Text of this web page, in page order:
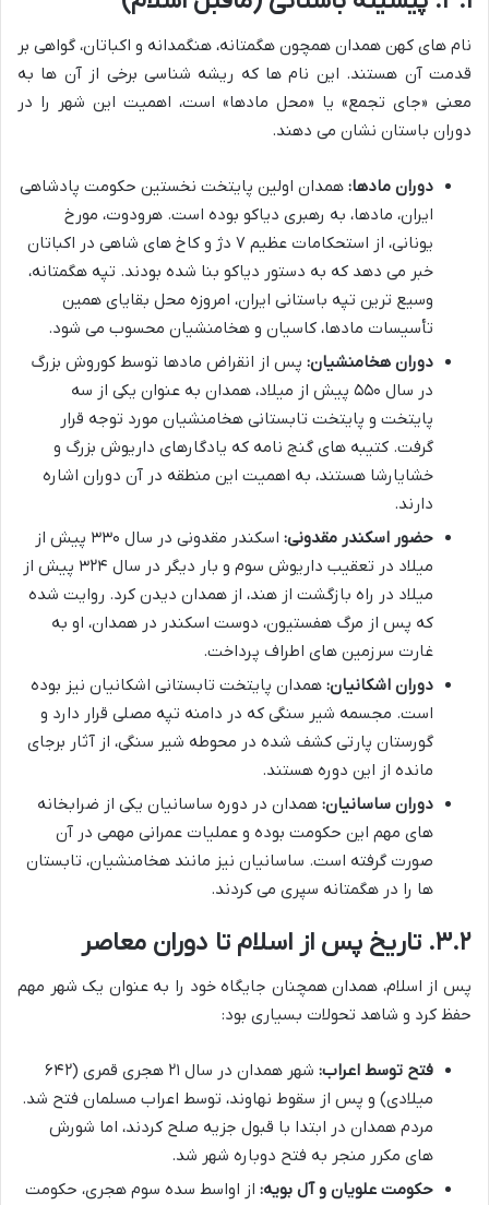
نام های کهن همدان همچون هگمتانه، هنگمدانه و اکباتان، گواهی بر
قدمت آن هستند. این نام ها که ریشه شناسی برخی از آن ها به
معنی «جای تجمع» یا «محل مادها» است، اهمیت این شهر را در
دوران باستان نشان می دهند.
دوران مادها: همدان اولین پایتخت نخستین حکومت پادشاهی
ایران، مادها، به رهبری دیاکو بوده است. هرودوت، مورخ
یونانی، از استحکامات عظیم ۷ دژ و کاخ های شاهی در اکباتان
خبر می دهد که به دستور دیاکو بنا شده بودند. تپه هگمتانه،
وسیع ترین تپه باستانی ایران، امروزه محل بقایای همین
تأسیسات مادها، کاسیان و هخامنشیان محسوب می شود.
دوران هخامنشیان: پس از انقراض مادها توسط کوروش بزرگ
در سال ۵۵۰ پیش از میلاد، همدان به عنوان یکی از سه
پایتخت و پایتخت تابستانی هخامنشیان مورد توجه قرار
گرفت. کتیبه های گنج نامه که یادگارهای داریوش بزرگ و
خشایارشا هستند، به اهمیت این منطقه در آن دوران اشاره
دارند.
حضور اسکندر مقدونی:
اسکندر مقدونی در سال ۳۳۰ پیش از
میلاد در تعقیب داریوش سوم و بار دیگر در سال ۳۲۴ پیش از
میلاد در راه بازگشت از هند، از همدان دیدن کرد. روایت شده
که پس از مرگ هفستیون، دوست اسکندر در همدان، او به
غارت سرزمین های اطراف پرداخت.
دوران اشکانیان: همدان پایتخت تابستانی اشکانیان نیز بوده
است. مجسمه شیر سنگی که در دامنه تپه مصلی قرار دارد و
گورستان پارتی کشف شده در محوطه شیر سنگی، از آثار برجای
مانده از این دوره هستند.
دوران ساسانیان: همدان در دوره ساسانیان یکی از ضرابخانه
های مهم این حکومت بوده و عملیات عمرانی مهمی در آن
صورت گرفته است. ساسانیان نیز مانند هخامنشیان، تابستان
ها را در هگمتانه سپری می کردند.
۳.۲. تاریخ پس از اسلام تا دوران معاصر
پس از اسلام، همدان همچنان جایگاه خود را به عنوان یک شهر مهم
حفظ کرد و شاهد تحولات بسیاری بود:
فتح توسط اعراب:
شهر همدان در سال ۲۱ هجری قمری (۶۴۲
میلادی) و پس از سقوط نهاوند، توسط اعراب مسلمان فتح شد.
مردم همدان در ابتدا با قبول جزیه صلح کردند، اما شورش
های مکرر منجر به فتح دوباره شهر شد.
حکومت علویان و آل بویه: از اواسط سده سوم هجری، حکومت